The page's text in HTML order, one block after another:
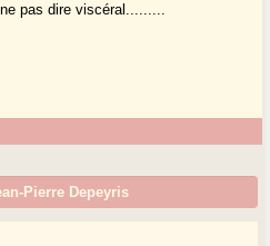
pas dire viscéral.........
Pierre Depeyris